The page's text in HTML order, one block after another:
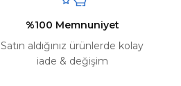
%100 Memnuniyet
Satın aldığınız ürünlerde kolay
iade & değişim